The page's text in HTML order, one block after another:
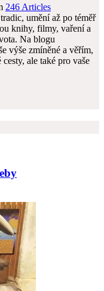
246 Articles
umění až po téměř
knihy, filmy, vaření a
Na blogu
výše zmíněné a věřím,
ale také pro vaše